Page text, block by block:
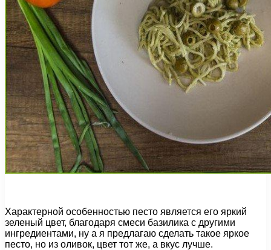
Характерной особенностью песто является его яркий
зеленый цвет, благодаря смеси базилика с другими
ингредиентами, ну а я предлагаю сделать такое яркое
песто, но из оливок, цвет тот же, а вкус лучше.